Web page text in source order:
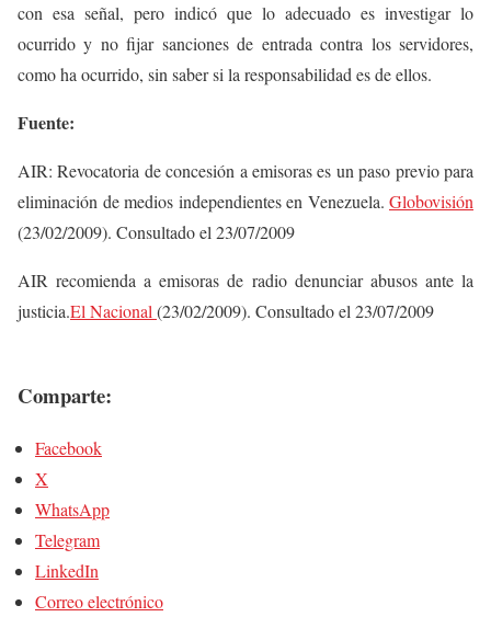
con esa señal, pero indicó que lo adecuado es investigar lo
ocurrido y no fijar sanciones de entrada contra los servidores,
como ha ocurrido, sin saber si la responsabilidad es de ellos.
Fuente:
AIR: Revocatoria de concesión a emisoras es un paso previo para
eliminación de medios independientes en Venezuela. Globovisión
(23/02/2009). Consultado el 23/07/2009
AIR recomienda a emisoras de radio denunciar abusos ante la
justicia.El Nacional (23/02/2009). Consultado el 23/07/2009
Comparte:
Facebook
X
WhatsApp
Telegram
LinkedIn
Correo electrónico